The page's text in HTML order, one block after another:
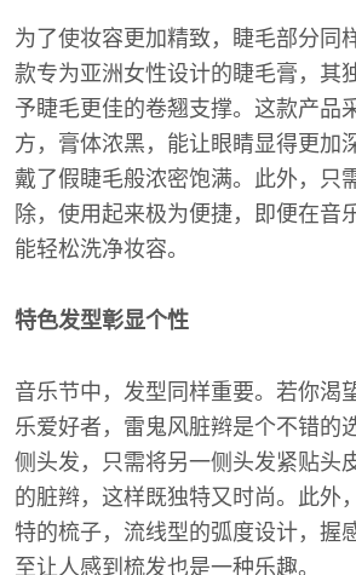
为了使妆容更加精致，睫毛部分同
款专为亚洲女性设计的睫毛膏，其
予睫毛更佳的卷翘支撑。这款产品
方，膏体浓黑，能让眼睛显得更加
戴了假睫毛般浓密饱满。此外，只
除，使用起来极为便捷，即便在音
能轻松洗净妆容。
特色发型彰显个性
音乐节中，发型同样重要。若你渴
乐爱好者，雷鬼风脏辫是个不错的
侧头发，只需将另一侧头发紧贴头
的脏辫，这样既独特又时尚。此外
特的梳子，流线型的弧度设计，握
至让人感到梳发也是一种乐趣。